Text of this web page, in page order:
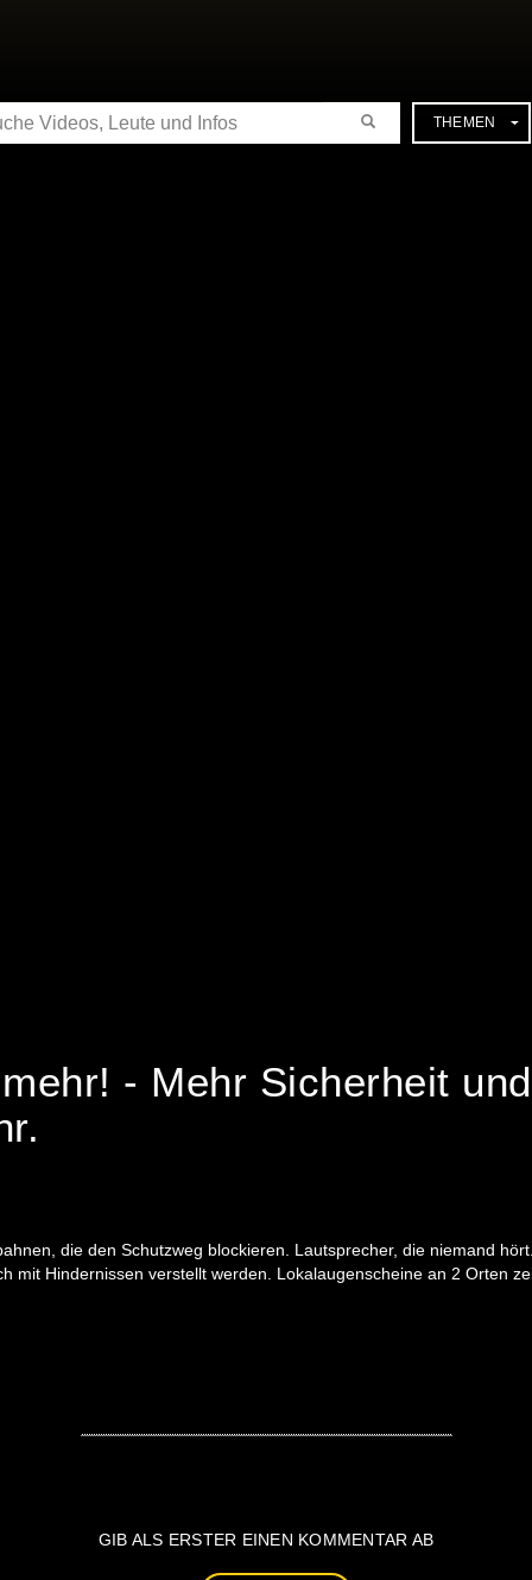
THEMEN
- Mehr Sicherheit
die den Schutzweg blockieren. Lautsprecher, die niemand
mit Hindernissen verstellt werden. Lokalaugenscheine an 2 Orten
GIB ALS ERSTER EINEN KOMMENTAR AB